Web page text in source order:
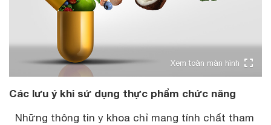
Xem toàn màn hình
Các lưu ý khi sử dụng thực phẩm chức năng
Những thông tin y khoa chỉ mang tính chất tham